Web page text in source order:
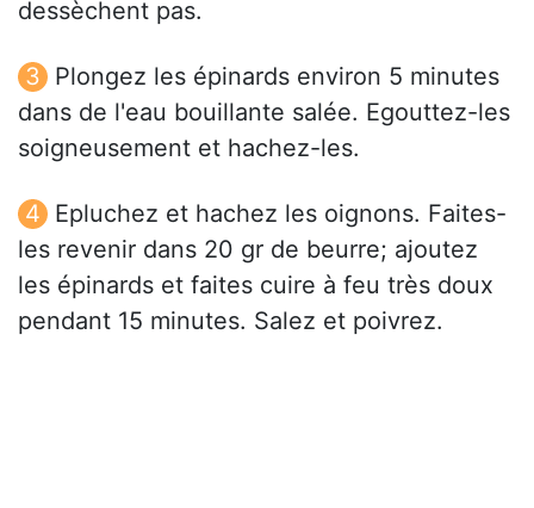
dessèchent pas.
Plongez les épinards environ 5 minutes
dans de l'eau bouillante salée. Egouttez-les
soigneusement et hachez-les.
Epluchez et hachez les oignons. Faites-
les revenir dans 20 gr de beurre; ajoutez
les épinards et faites cuire à feu très doux
pendant 15 minutes. Salez et poivrez.